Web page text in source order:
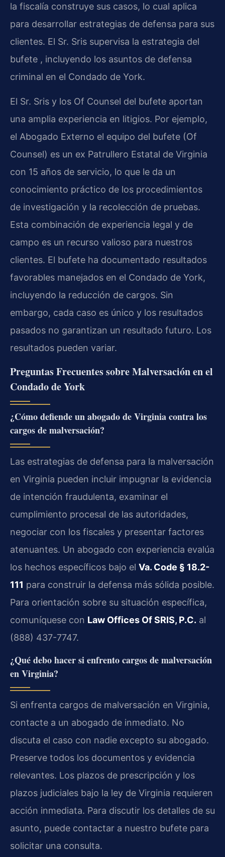
la fiscalía construye sus casos, lo cual aplica
para desarrollar estrategias de defensa para sus
clientes. El Sr. Sris supervisa la estrategia del
bufete , incluyendo los asuntos de defensa
criminal en el Condado de York.
El Sr. Sris y los Of Counsel del bufete aportan
una amplia experiencia en litigios. Por ejemplo,
el Abogado Externo el equipo del bufete (Of
Counsel) es un ex Patrullero Estatal de Virginia
con 15 años de servicio, lo que le da un
conocimiento práctico de los procedimientos
de investigación y la recolección de pruebas.
Esta combinación de experiencia legal y de
campo es un recurso valioso para nuestros
clientes. El bufete ha documentado resultados
favorables manejados en el Condado de York,
incluyendo la reducción de cargos. Sin
embargo, cada caso es único y los resultados
pasados no garantizan un resultado futuro. Los
resultados pueden variar.
Preguntas Frecuentes sobre Malversación en el
Condado de York
¿Cómo defiende un abogado de Virginia contra los
cargos de malversación?
Las estrategias de defensa para la malversación
en Virginia pueden incluir impugnar la evidencia
de intención fraudulenta, examinar el
cumplimiento procesal de las autoridades,
negociar con los fiscales y presentar factores
atenuantes. Un abogado con experiencia evalúa
los hechos específicos bajo el Va. Code § 18.2-
111 para construir la defensa más sólida posible.
Para orientación sobre su situación específica,
comuníquese con Law Offices Of SRIS, P.C. al
(888) 437-7747.
¿Qué debo hacer si enfrento cargos de malversación
en Virginia?
Si enfrenta cargos de malversación en Virginia,
contacte a un abogado de inmediato. No
discuta el caso con nadie excepto su abogado.
Preserve todos los documentos y evidencia
relevantes. Los plazos de prescripción y los
plazos judiciales bajo la ley de Virginia requieren
acción inmediata. Para discutir los detalles de su
asunto, puede contactar a nuestro bufete para
solicitar una consulta.